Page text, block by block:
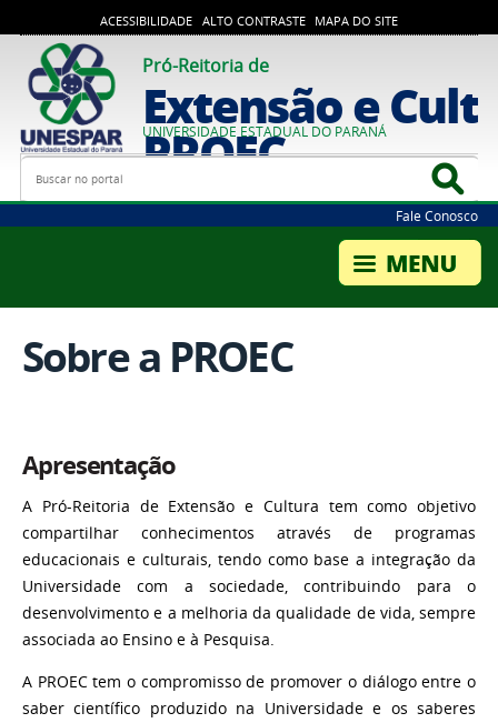
ACESSIBILIDADE ALTO CONTRASTE MAPA DO SITE
Pró-Reitoria de
Extensão e
PROEC
UNIVERSIDADE ESTADUAL DO PARANÁ
Busca
Fale Conosco
Sobre a PROEC
Apresentação
A Pró-Reitoria de Extensão e Cultura tem como objetivo
compartilhar conhecimentos através de programas
educacionais e culturais, tendo como base a integração da
Universidade com a sociedade, contribuindo para o
desenvolvimento e a melhoria da qualidade de vida, sempre
associada ao Ensino e à Pesquisa.
A PROEC tem o compromisso de promover o diálogo entre o
saber científico produzido na Universidade e os saberes